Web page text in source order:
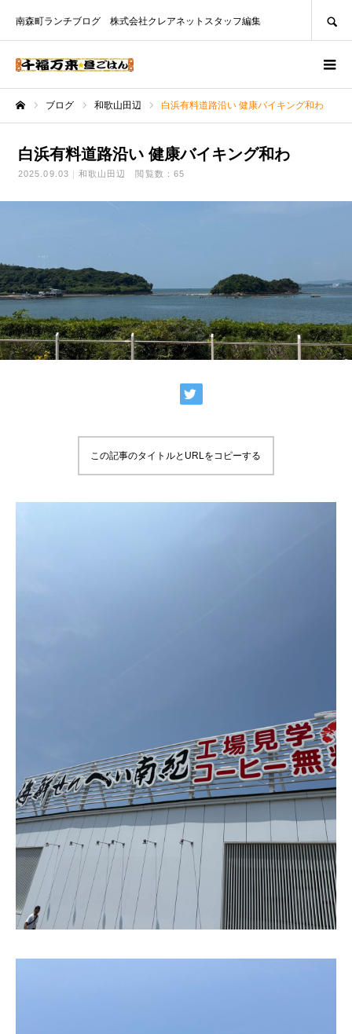
南森町ランチブログ 株式会社クレアネットスタッフ編集
ブログ 和歌山田辺 白浜有料道路沿い 健康バイキング和わ
白浜有料道路沿い 健康バイキング和わ
2025.09.03 和歌山田辺 閲覧数：65
この記事のタイトルとURLをコピーする